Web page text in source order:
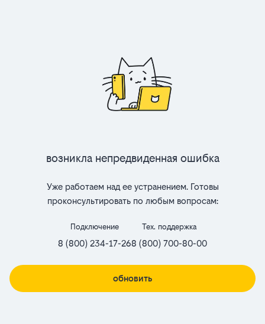
Возникла непредвиденная ошибка
Уже работаем над ее устранением. Готовы
проконсультировать по любым вопросам:
Подключение
8 (800) 234-17-26
Тех. поддержка
8 (800) 700-80-00
обновить